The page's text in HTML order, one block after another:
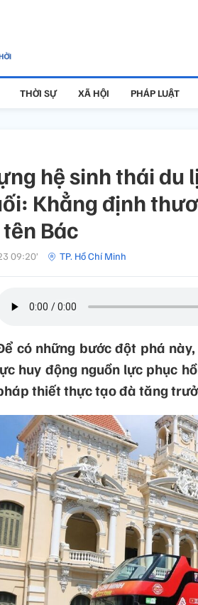
THỜI SỰ XÃ HỘI PHÁP LUẬT
hệ sinh thái
Khẳng định
Bác
09:20’ TP. Hồ Chí Minh
có những bước đột phá
huy động nguồn lực phục
thiết thực tạo đà tăng